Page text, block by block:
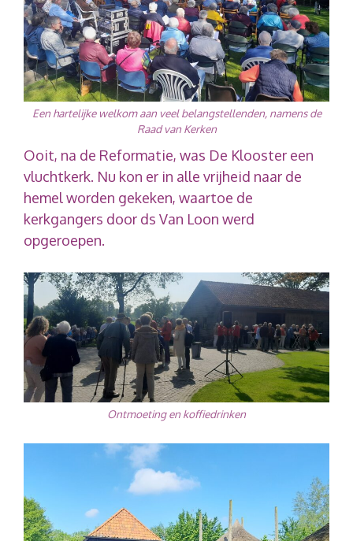
Een hartelijke welkom aan veel belangstellenden, namens de
Raad van Kerken
Ooit, na de Reformatie, was De Klooster een
vluchtkerk. Nu kon er in alle vrijheid naar de
hemel worden gekeken, waartoe de
kerkgangers door ds Van Loon werd
opgeroepen.
Ontmoeting en koffiedrinken